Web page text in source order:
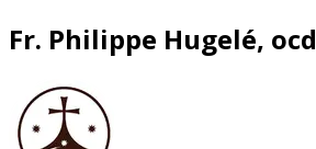
Fr. Philippe Hugelé, ocd